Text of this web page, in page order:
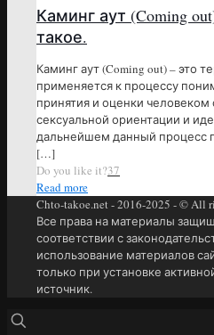
Каминг аут (Coming
такое.
Каминг аут (Coming out) – это
применяется к процессу
принятия и оценки человеком
сексуальной ориентации и
дальнейшем данный процесс
[…]
Do you like it?37
Read more
Chto-takoe.net - 2016-2025 - © All
Все права на материалы
соответствии с
использование материалов
только при установке
источник.